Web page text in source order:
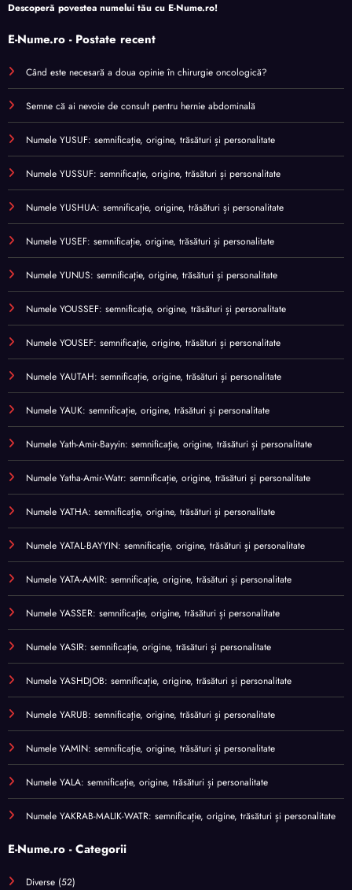
Descoperă povestea numelui tău cu E-Nume.ro!
E-Nume.ro - Postate recent
Când este necesară a doua opinie în chirurgie oncologică?
Semne că ai nevoie de consult pentru hernie abdominală
Numele YUSUF: semnificație, origine, trăsături și personalitate
Numele YUSSUF: semnificație, origine, trăsături și personalitate
Numele YUSHUA: semnificație, origine, trăsături și personalitate
Numele YUSEF: semnificație, origine, trăsături și personalitate
Numele YUNUS: semnificație, origine, trăsături și personalitate
Numele YOUSSEF: semnificație, origine, trăsături și personalitate
Numele YOUSEF: semnificație, origine, trăsături și personalitate
Numele YAUTAH: semnificație, origine, trăsături și personalitate
Numele YAUK: semnificație, origine, trăsături și personalitate
Numele Yath-Amir-Bayyin: semnificație, origine, trăsături și personalitate
Numele Yatha-Amir-Watr: semnificație, origine, trăsături și personalitate
Numele YATHA: semnificație, origine, trăsături și personalitate
Numele YATAL-BAYYIN: semnificație, origine, trăsături și personalitate
Numele YATA-AMIR: semnificație, origine, trăsături și personalitate
Numele YASSER: semnificație, origine, trăsături și personalitate
Numele YASIR: semnificație, origine, trăsături și personalitate
Numele YASHDJOB: semnificație, origine, trăsături și personalitate
Numele YARUB: semnificație, origine, trăsături și personalitate
Numele YAMIN: semnificație, origine, trăsături și personalitate
Numele YALA: semnificație, origine, trăsături și personalitate
Numele YAKRAB-MALIK-WATR: semnificație, origine, trăsături și personalitate
E-Nume.ro - Categorii
Diverse (52)